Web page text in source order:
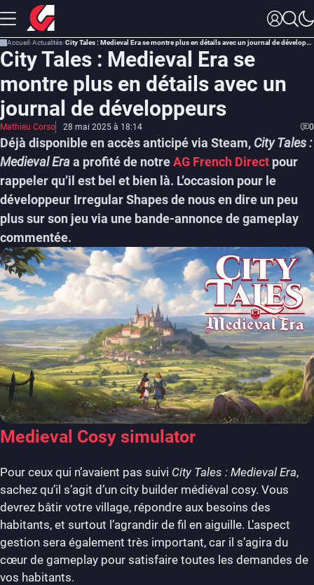
Accueil Actualités City Tales : Medieval Era se montre plus en détails avec un journal de développeurs
City Tales : Medieval Era se
montre plus en détails avec un
journal de développeurs
Mathieu Corso 28 mai 2025 à 18:14 0
Déjà disponible en accès anticipé via Steam, City Tales :
Medieval Eraa profité de notreAG French Direct pour
rappeler qu’il est bel et bien là. L’occasion pour le
développeur Irregular Shapes de nous en dire un peu
plus sur son jeu via une bande-annonce de gameplay
commentée.
Medieval Cosy simulator
Pour ceux qui n’avaient pas suivi City Tales : Medieval Era,
sachez qu’il s’agit d’un city builder médiéval cosy. Vous
devrez bâtir votre village, répondre aux besoins des
habitants, et surtout l’agrandir de fil en aiguille. L’aspect
gestion sera également très important, car il s’agira du
cœur de gameplay pour satisfaire toutes les demandes de
vos habitants.